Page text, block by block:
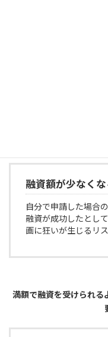
融資額が少なく
自分で申請した場合
融資が成功したとし
画に狂いが生じるリ
満額で融資を受けられる